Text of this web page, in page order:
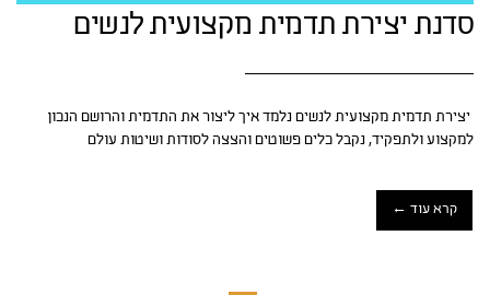
סדנת יצירת תדמית מקצועית לנשים
יצירת תדמית מקצועית לנשים נלמד איך ליצור את התדמית והרושם הנכון
למקצוע ולתפקיד, נקבל כלים פשוטים והצצה לסודות ושיטות עולם
קרא עוד ←